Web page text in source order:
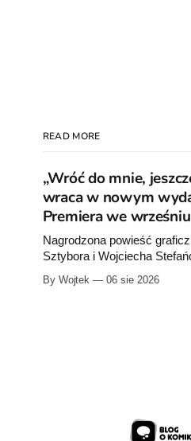
READ MORE
„Wróć do mnie,
wraca w nowym
Premiera we wrześniu
Nagrodzona powieść
Sztybora i Wojciecha
przygotowuje nową edycję
By Wojtek 06 sie 2026